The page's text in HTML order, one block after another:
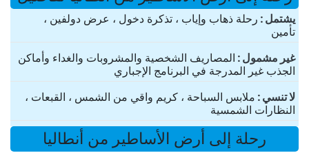
یشتمل رحلة ذهاب وإياب ، تذكرة دخول ، عرض دولفين ،
تأمين
غير مشمول المصاريف الشخصية والمشروبات والغداء وأماكن
الجذب غير المدرجة في البرنامج الإجباري
لا تنسي ملابس السباحة ، كريم واقي من الشمس ، القبعات ،
النظارات الشمسية
رحلة إلى أرض الأساطير من أنطاليا